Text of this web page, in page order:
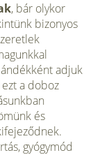
, bár olykor
bizonyos
adjuk
a doboz
és
gyógymód